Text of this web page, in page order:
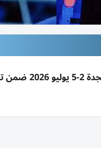
فيبا يجدد الثقة بمحمد فكري